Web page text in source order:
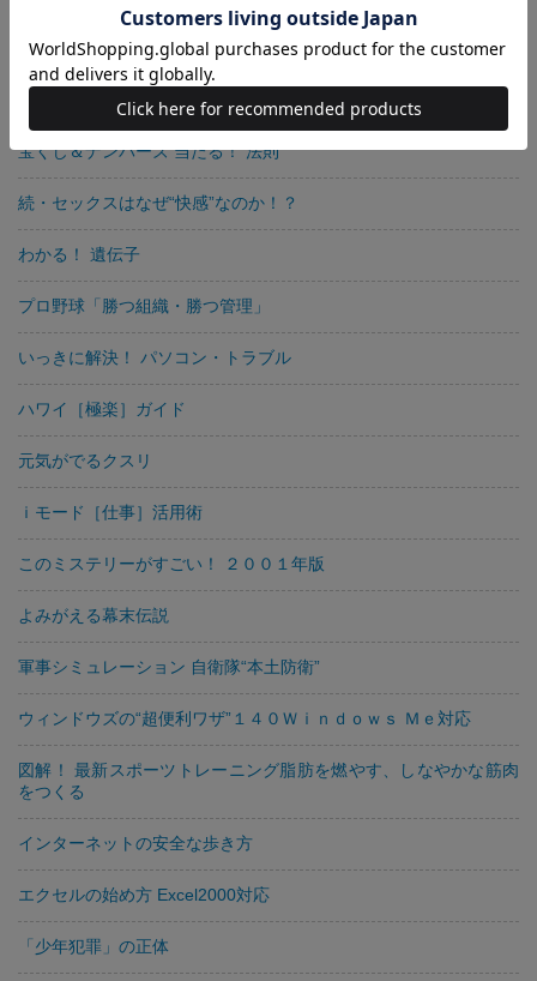
仕事によく効くインターネット
いっきにわかる！ パソコン基礎の基礎
宝くじ＆ナンバーズ 当たる！ 法則
続・セックスはなぜ“快感”なのか！？
わかる！ 遺伝子
プロ野球「勝つ組織・勝つ管理」
いっきに解決！ パソコン・トラブル
ハワイ［極楽］ガイド
元気がでるクスリ
ｉモード［仕事］活用術
このミステリーがすごい！ ２００１年版
よみがえる幕末伝説
軍事シミュレーション 自衛隊“本土防衛”
ウィンドウズの“超便利ワザ”１４０Ｗｉｎｄｏｗｓ Ｍｅ対応
図解！ 最新スポーツトレーニング脂肪を燃やす、しなやかな筋肉
をつくる
インターネットの安全な歩き方
エクセルの始め方 Excel2000対応
「少年犯罪」の正体